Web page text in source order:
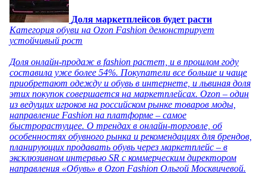
Доля маркетплейсов будет расти
Категория обуви на Ozon Fashion демонстрирует
устойчивый рост
Доля онлайн-продаж в fashion растет, и в прошлом году
составила уже более 54%. Покупатели все больше и чаще
приобретают одежду и обувь в интернете, и львиная доля
этих покупок совершается на маркетплейсах. Ozon – один
из ведущих игроков на российском рынке товаров моды,
направление Fashion на платформе – самое
быстрорастущее. О трендах в онлайн-торговле, об
особенностях обувного рынка и рекомендациях для брендов,
планирующих продавать обувь через маркетплейс – в
эксклюзивном интервью SR с коммерческим директором
направления «Обувь» в Ozon Fashion Ольгой Москвичевой.